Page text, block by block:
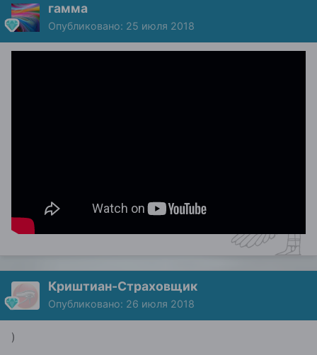
гамма
Опубликовано: 25 июля 2018
Криштиан-Страховщик
Опубликовано: 26 июля 2018
)